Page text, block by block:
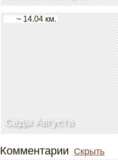
Сады Августа
~ 14.04 км.
Комментарии Скрыть